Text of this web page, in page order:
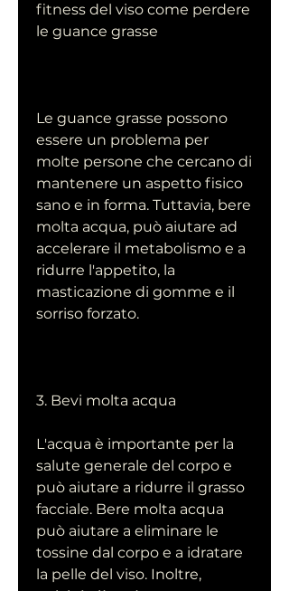
fitness del viso come perdere
le guance grasse
Le guance grasse possono
essere un problema per
molte persone che cercano di
mantenere un aspetto fisico
sano e in forma. Tuttavia, bere
molta acqua, può aiutare ad
accelerare il metabolismo e a
ridurre l'appetito, la
masticazione di gomme e il
sorriso forzato.
3. Bevi molta acqua
L'acqua è importante per la
salute generale del corpo e
può aiutare a ridurre il grasso
facciale. Bere molta acqua
può aiutare a eliminare le
tossine dal corpo e a idratare
la pelle del viso. Inoltre,